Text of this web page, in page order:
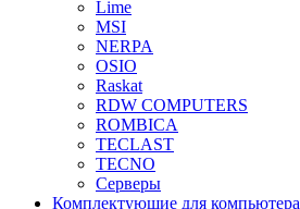
Lime
MSI
NERPA
OSIO
Raskat
RDW COMPUTERS
ROMBICA
TECLAST
TECNO
Серверы
Комплектующие для компьютера